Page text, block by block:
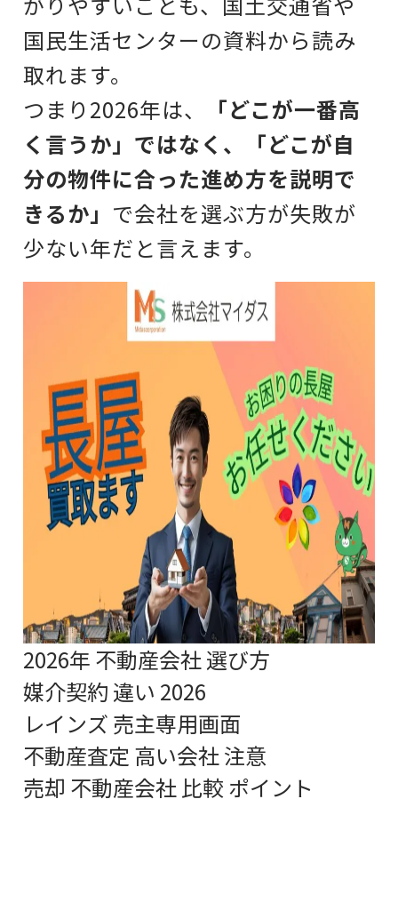
国民生活センターの資料から読み
取れます。
つまり2026年は、
「どこが一番高
く言うか」ではなく、「どこが自
分の物件に合った進め方を説明で
きるか」 で会社を選ぶ方が失敗が
少ない年だと言えます。
2026年 不動産会社 選び方
媒介契約 違い 2026
レインズ 売主専用画面
不動産査定 高い会社 注意
売却 不動産会社 比較 ポイント